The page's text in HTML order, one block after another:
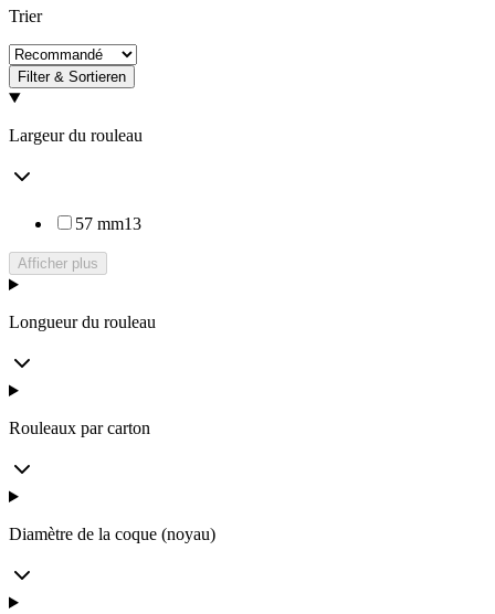
Trier
Filter & Sortieren
Largeur du rouleau
57 mm13
Afficher plus
Longueur du rouleau
Rouleaux par carton
Diamètre de la coque (noyau)